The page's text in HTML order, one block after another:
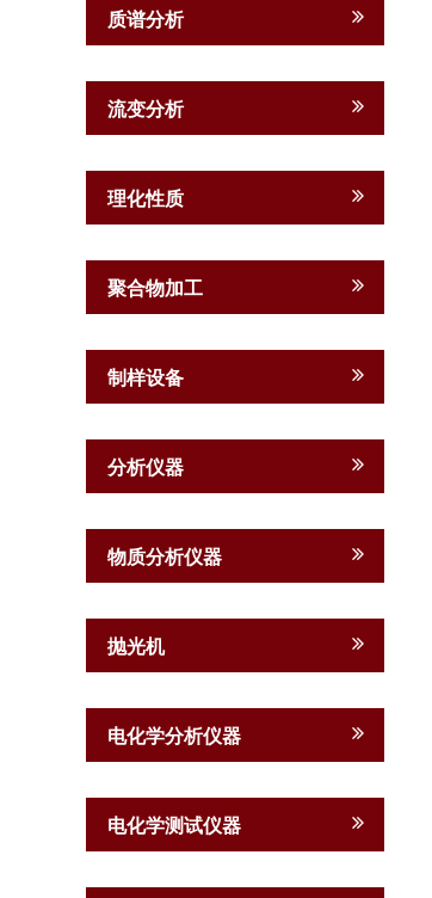
质谱分析
流变分析
理化性质
聚合物加工
制样设备
分析仪器
物质分析仪器
抛光机
电化学分析仪器
电化学测试仪器